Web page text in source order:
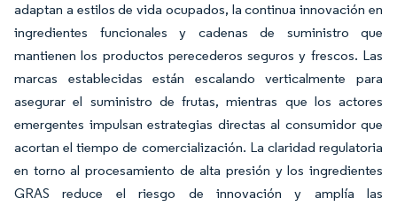
adaptan a estilos de vida ocupados, la continua innovación en
ingredientes funcionales y cadenas de suministro que
mantienen los productos perecederos seguros y frescos. Las
marcas establecidas están escalando verticalmente para
asegurar el suministro de frutas, mientras que los actores
emergentes impulsan estrategias directas al consumidor que
acortan el tiempo de comercialización. La claridad regulatoria
en torno al procesamiento de alta presión y los ingredientes
GRAS reduce el riesgo de innovación y amplía las